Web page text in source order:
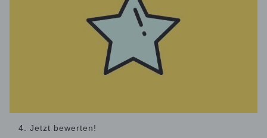
4. Jetzt bewerten!